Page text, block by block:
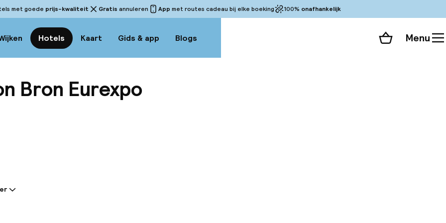
met goede prijs-kwaliteit Gratis annuleren App met routes cadeau bij elke boeking 100% onafhankelijk
Hotels Kaart Gids & app Blogs Winkelmand
Menu
Bron Eurexpo
gedeeld door de accommodatie: